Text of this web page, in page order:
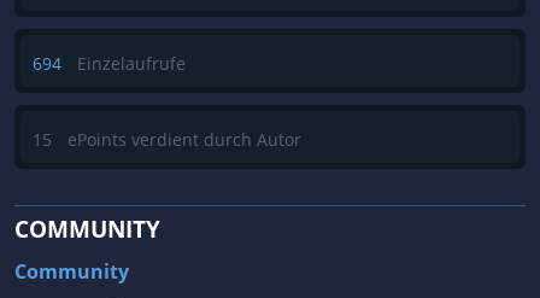
694 Einzelaufrufe
15 ePoints verdient durch Autor
COMMUNITY
Community